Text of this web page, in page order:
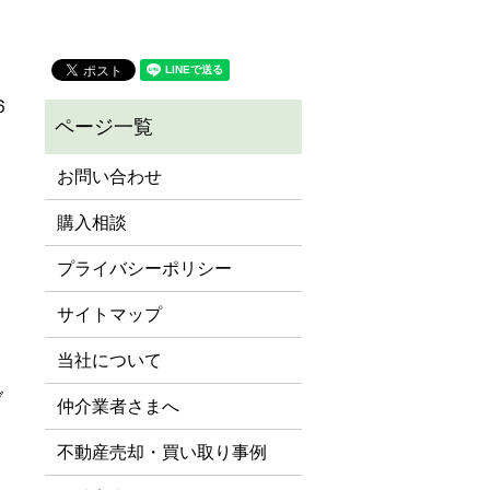
お問い合わせ
購入相談
プライバシーポリシー
サイトマップ
当社について
仲介業者さまへ
不動産売却・買い取り事例